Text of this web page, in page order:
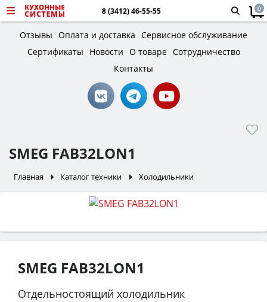
8 (3412) 46-55-55 0
Отзывы Оплата и доставка Сервисное обслуживание
Сертификаты
Новости О товаре Сотрудничество
Контакты
SMEG FAB32LON1
Главная Каталог техники Холодильники
SMEG FAB32LON1
Отдельностоящий холодильник